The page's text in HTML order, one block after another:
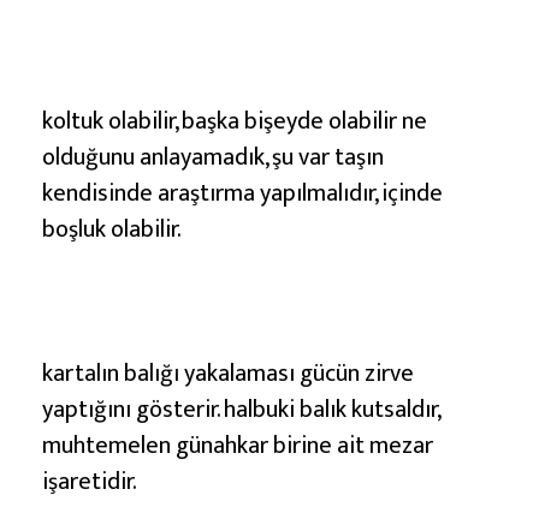
koltuk olabilir, başka bişeyde olabilir ne
olduğunu anlayamadık, şu var taşın
kendisinde araştırma yapılmalıdır, içinde
boşluk olabilir.
kartalın balığı yakalaması gücün zirve
yaptığını gösterir. halbuki balık kutsaldır,
muhtemelen günahkar birine ait mezar
işaretidir.